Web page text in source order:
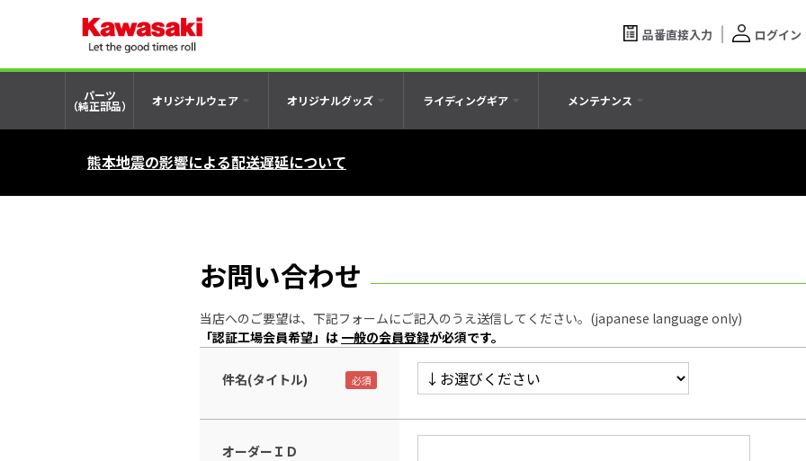
品番直接入力 ログイン
パーツ
（純正部品） オリジナルウェア オリジナルグッズ ライディングギア メンテナンス
熊本地震の影響による配送遅延について
お問い合わせ
当店へのご要望は、下記フォームにご記入のうえ送信してください。(japanese language only)
「認証工場会員希望」は 一般の会員登録が必須です。
件名(タイトル)
オーダーＩＤ